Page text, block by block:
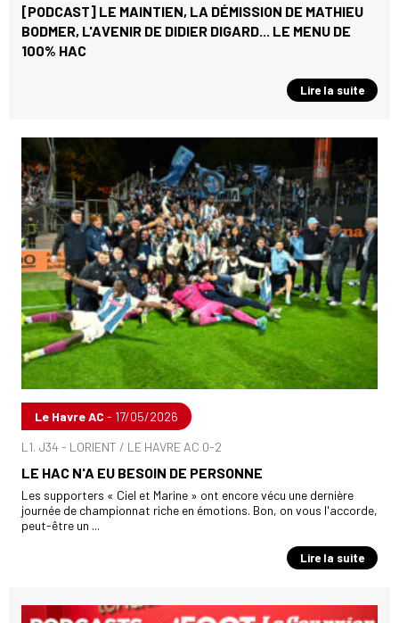
[PODCAST] LE MAINTIEN, LA DÉMISSION DE MATHIEU
BODMER, L'AVENIR DE DIDIER DIGARD... LE MENU DE
100% HAC
Lire la suite
Le Havre AC - 17/05/2026
L1. J34 - LORIENT / LE HAVRE AC 0-2
LE HAC N'A EU BESOIN DE PERSONNE
Les supporters « Ciel et Marine » ont encore vécu une dernière
journée de championnat riche en émotions. Bon, on vous l'accorde,
peut-être un ...
Lire la suite